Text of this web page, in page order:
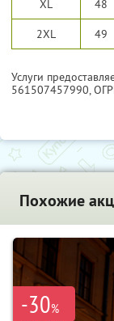
XL 48
2XL 49
Услуги
561507457990,
Похожие
-30%